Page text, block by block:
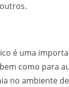
é uma
como para
no ambiente